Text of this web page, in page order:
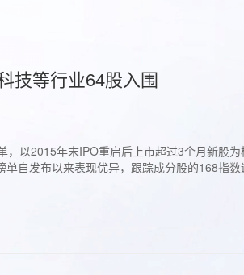
技等行业64股入围
以2015年末IPO重启后上市超过3个月新股
自发布以来表现优异，跟踪成分股的168指